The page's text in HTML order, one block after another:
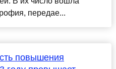
передае...
повышения